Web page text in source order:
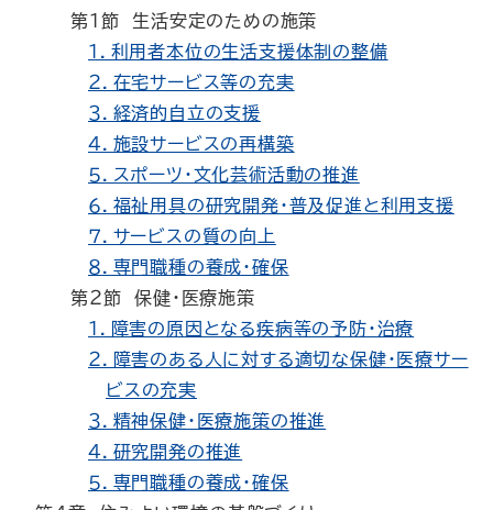
第１節 生活安定のための施策
１．利用者本位の生活支援体制の整備
２．在宅サービス等の充実
３．経済的自立の支援
４．施設サービスの再構築
５．スポーツ・文化芸術活動の推進
６．福祉用具の研究開発・普及促進と利用支援
７．サービスの質の向上
８．専門職種の養成・確保
第２節 保健・医療施策
１．障害の原因となる疾病等の予防・治療
２．障害のある人に対する適切な保健・医療サー
ビスの充実
３．精神保健・医療施策の推進
４．研究開発の推進
５．専門職種の養成・確保